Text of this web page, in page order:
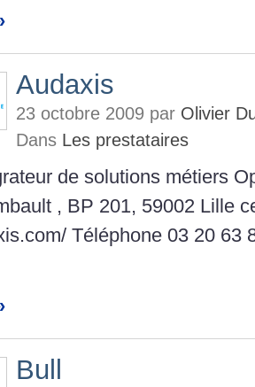
Audaxis
23 octobre 2009 par Olivier
Dans Les prestataires
de solutions métiers
, BP 201, 59002 Lille
Téléphone 03 20 63
Bull